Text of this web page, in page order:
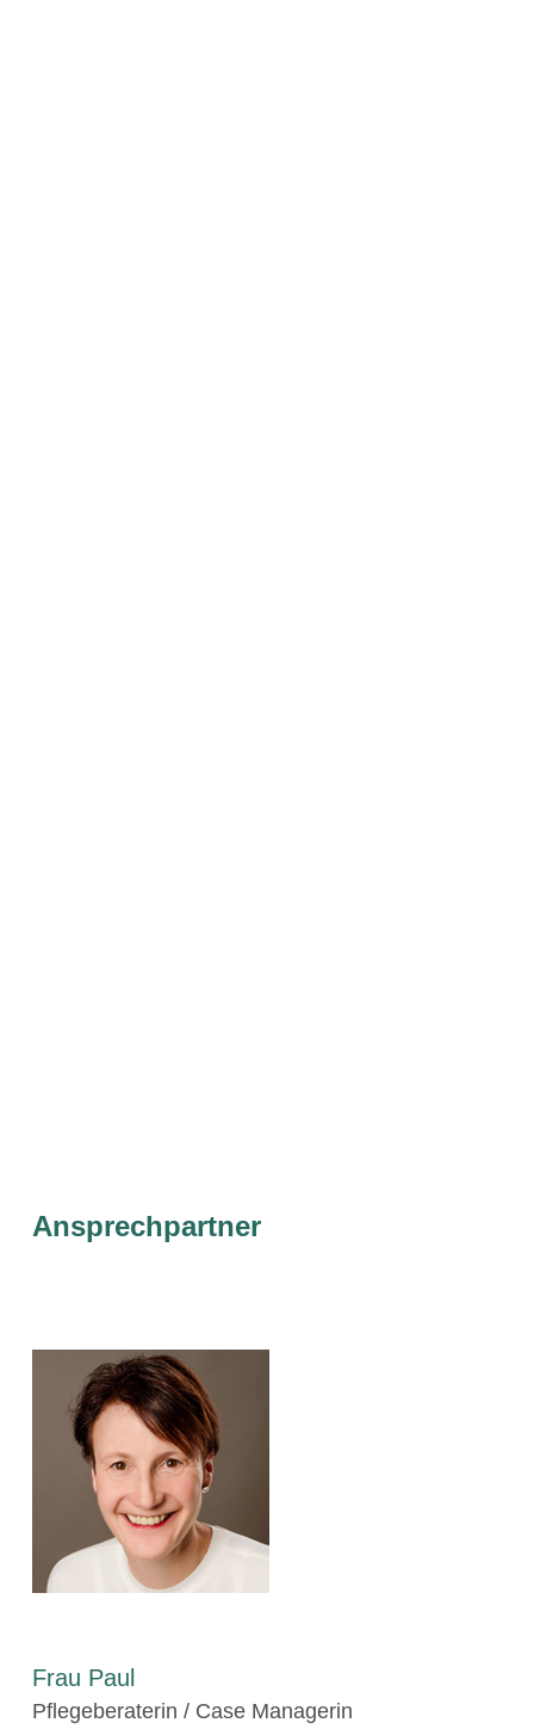
Ansprechpartner
Frau Paul
Pflegeberaterin / Case Managerin